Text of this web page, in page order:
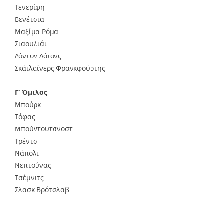
Τενερίφη
Βενέτσια
Μαξίμα Ρόμα
Σιαουλιάι
Λόντον Λάιονς
Σκάιλαϊνερς Φρανκφούρτης
Γ’ Όμιλος
Μπούρκ
Τόφας
Μπούντουτσνοστ
Τρέντο
Νάπολι
Νεπτούνας
Τσέμνιτς
Σλασκ Βρότσλαβ